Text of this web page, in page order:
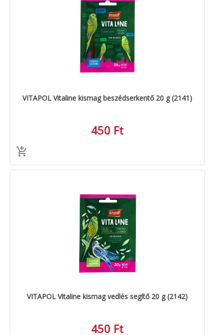
VITAPOL Vitaline kismag beszédserkentő 20 g (2141)
450 Ft
VITAPOL Vitaline kismag vedlés segítő 20 g (2142)
450 Ft